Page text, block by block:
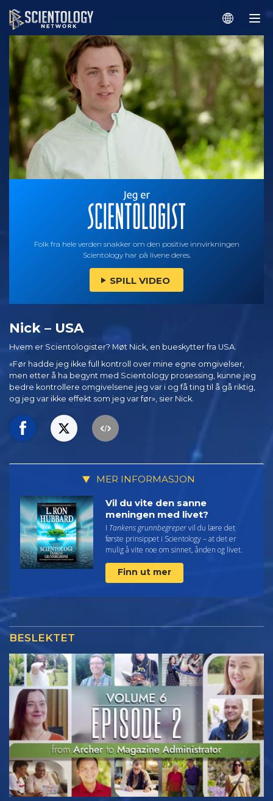
Folk fra hele verden snakker om den positive innvirkningen
Scientology har på livene deres.
SPILL VIDEO
Nick – USA
Hvem er Scientologister? Møt Nick, en bueskytter fra USA.
«Før hadde jeg ikke full kontroll over mine egne omgivelser,
men etter å ha begynt med Scientology prosessing, kunne jeg
bedre kontrollere omgivelsene jeg var i og få ting til å gå riktig,
og jeg var ikke effekt som jeg var før», sier Nick.
MER INFORMASJON
Vil du vite den sanne
meningen med livet?
I Tankens grunnbegrepervil du lære det
første prinsippet i Scientology – at det er
mulig å vite noe om sinnet, ånden og livet.
Finn ut mer
BESLEKTET